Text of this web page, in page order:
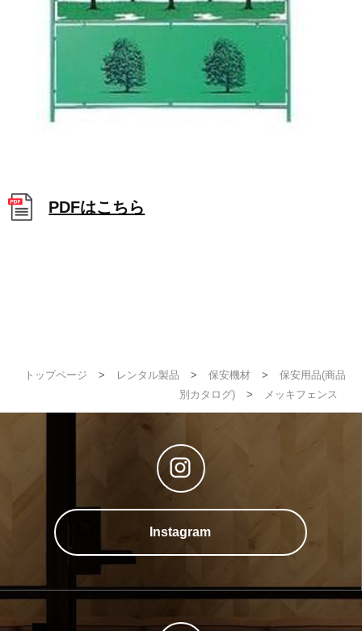
PDFはこちら
トップページ > レンタル製品 > 保安機材 >
保安用品(商品
別カタログ)
> メッキフェンス
Instagram